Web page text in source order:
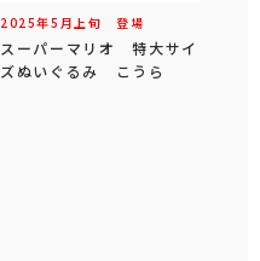
2025年5 月 上旬 登場
スーパーマリオ 特大サイ
ズぬいぐるみ こうら